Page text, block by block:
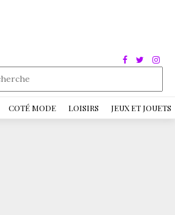
COTÉ MODE LOISIRS JEUX ET JOUETS